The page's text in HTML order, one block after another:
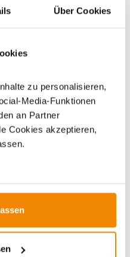
Über Cookies
zu personalisieren,
Media-Funktionen
an Partner
Cookies akzeptieren,
Grillzubehör|Zubehör
& Theken
Module